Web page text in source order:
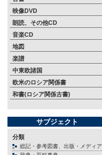
映像DVD
朗読、その他CD
音楽CD
地図
楽譜
中東欧諸国
欧米のロシア関係書
和書(ロシア関係古書)
サブジェクト
分類
総記・参考図書、出版・メディア